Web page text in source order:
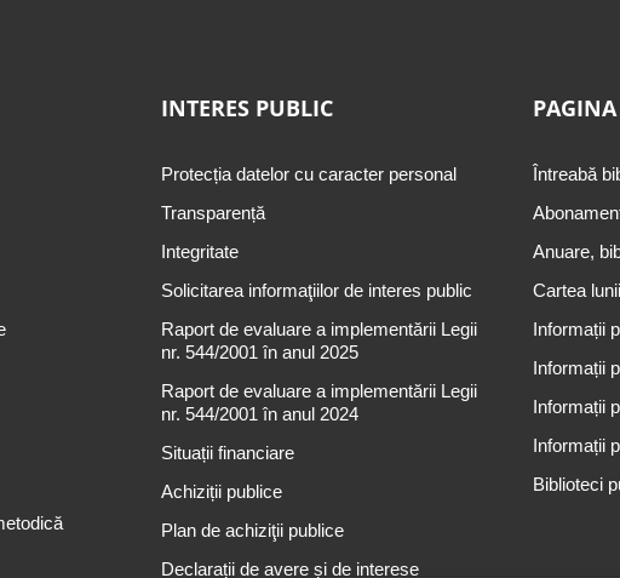
INTERES PUBLIC
Protecția datelor cu caracter personal
Transparență
Integritate
Solicitarea informaţiilor de interes public
Raport de evaluare a implementării Legii
nr. 544/2001 în anul 2025
Raport de evaluare a implementării Legii
nr. 544/2001 în anul 2024
Situații financiare
Achiziții publice
Plan de achiziţii publice
Declarații de avere și de interese
Întreabă
Anuare,
Cartea
Informații
Informații
Informații
Informații
Biblioteci